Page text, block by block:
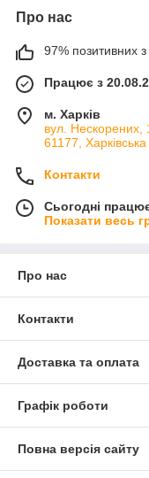
Про нас
97% позитивних з
Працює з
м. Харків
вул. Нескорених,
61177,
Контакти
Сьогодні
Показати весь
Про нас
Контакти
Доставка та оплата
Графік роботи
Повна версія сайту